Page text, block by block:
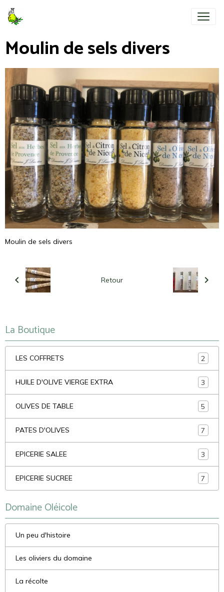
Moulin de sels divers
Moulin de sels divers
Retour
La Boutique
LES COFFRETS 2
HUILE D'OLIVE VIERGE EXTRA 3
OLIVES DE TABLE 5
PATES D'OLIVES 7
EPICERIE SALEE 3
EPICERIE SUCREE 7
Domaine Oléicole
Un peu d'histoire
Les oliviers du domaine
La récolte